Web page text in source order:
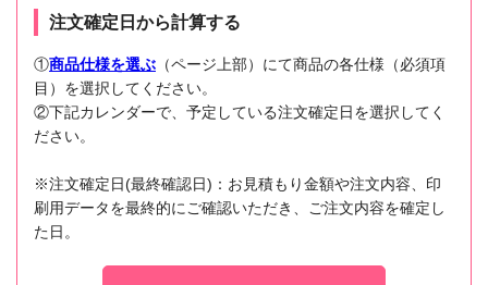
注文確定日から計算する
①商品仕様を選ぶ （ページ上部）にて商品の各仕様（必須項
目）を選択してください。
②下記カレンダーで、予定している注文確定日を選択してく
ださい。
※注文確定日(最終確認日)：お見積もり金額や注文内容、印
刷用データを最終的にご確認いただき、ご注文内容を確定し
た日。